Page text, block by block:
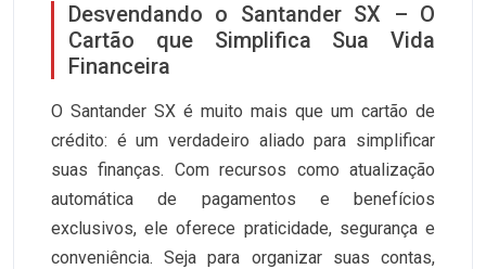
Desvendando o Santander SX – O
Cartão que Simplifica Sua Vida
Financeira
O Santander SX é muito mais que um cartão de
crédito: é um verdadeiro aliado para simplificar
suas finanças. Com recursos como atualização
automática de pagamentos e benefícios
exclusivos, ele oferece praticidade, segurança e
conveniência. Seja para organizar suas contas,